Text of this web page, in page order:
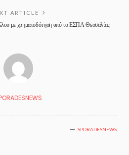
ARTICLE
με χρηματοδότηση από το ΕΣΠΑ Θεσσαλίας
SPORADESNEWS